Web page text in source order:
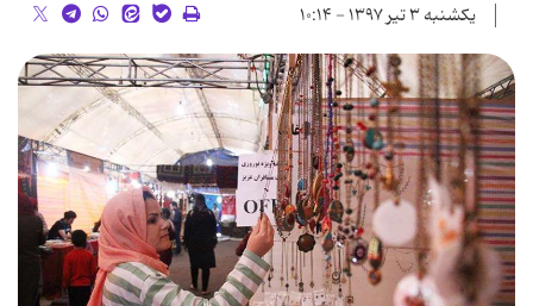
یکشنبه ۳ تیر ۱۳۹۷ - ۱۰:۱۴